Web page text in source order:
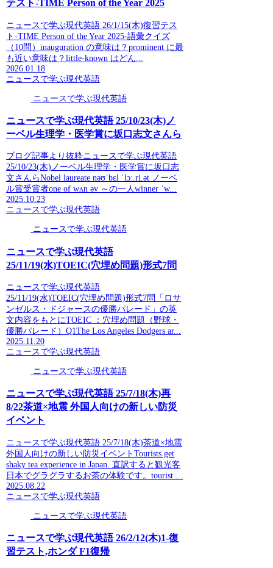
テスト-TIME Person of the Year 2025
ニュースで学ぶ現代英語 26/1/15(木)復習テス
ト-TIME Person of the Year 2025-語彙クイズ
（10問）inauguration の意味は？prominent に最
も近い意味は？little-known はどん...
2026.01.18
ニュースで学ぶ現代英語
ニュースで学ぶ現代英語
ニュースで学ぶ現代英語 25/10/23(木)ノ
ーベル生理学・医学賞に坂口志文さんら
ブログ記事より抜粋ニュースで学ぶ現代英語
25/10/23(木)ノーベル生理学・医学賞に坂口志
文さんらNobel laureate nəʊˈbɛl ˈlɔː.ri.ət ノーベ
ル賞受賞者one of wʌn əv ～の一人winner ˈw...
2025.10.23
ニュースで学ぶ現代英語
ニュースで学ぶ現代英語
ニュースで学ぶ現代英語
25/11/19(水)TOEIC(穴埋め問題)形式7問
ニュースで学ぶ現代英語
25/11/19(水)TOEIC(穴埋め問題)形式7問「ロサ
ンゼルス・ドジャースの優勝パレード」の英
文内容をもとにTOEIC ：穴埋め問題（野球・
優勝パレード）Q1The Los Angeles Dodgers ar...
2025.11.20
ニュースで学ぶ現代英語
ニュースで学ぶ現代英語
ニュースで学ぶ現代英語 25/7/18(木)再
8/22茶道×地震 外国人向けの新しい防災
イベント
ニュースで学ぶ現代英語 25/7/18(木)茶道×地震
外国人向けの新しい防災イベントTourists get
shaky tea experience in Japan. 直訳すると観光客
日本でグラグラするお茶の体験です。tourist ...
2025.08.22
ニュースで学ぶ現代英語
ニュースで学ぶ現代英語
ニュースで学ぶ現代英語 26/2/12(木)1-復
習テスト,ホンダ F1復帰